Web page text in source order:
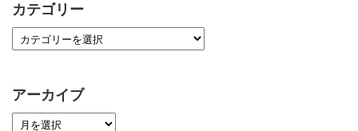
カテゴリー
アーカイブ